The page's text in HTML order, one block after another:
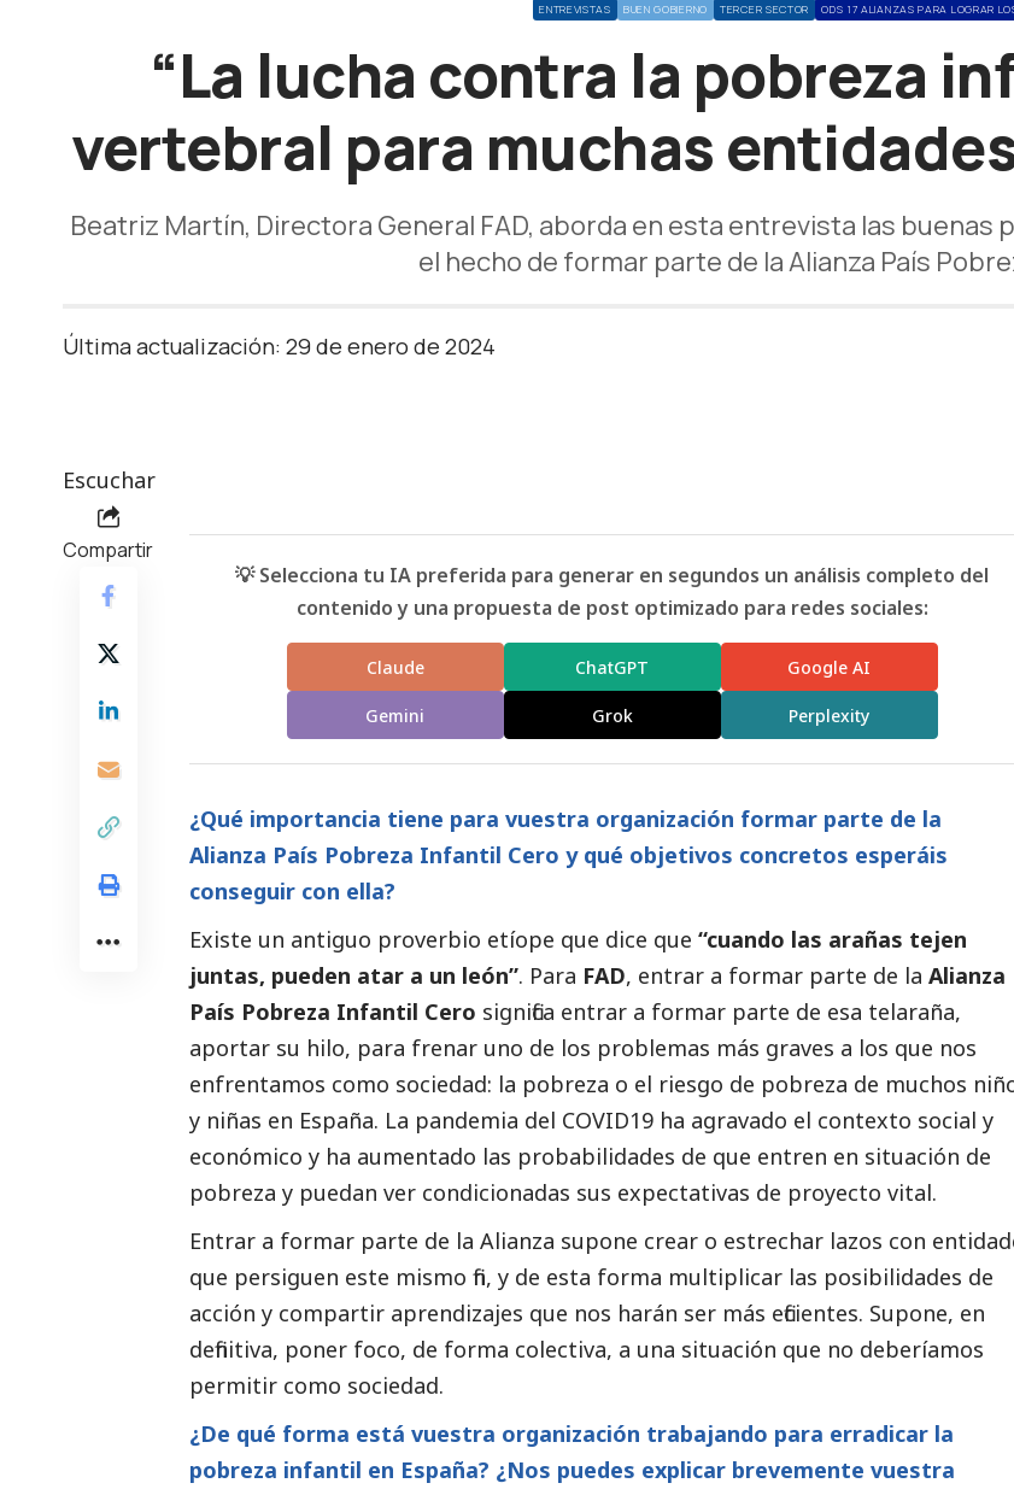
ENTREVISTAS BUEN GOBIERNO TERCER SECTOR ODS 17 ALIANZAS PARA LOGRAR
“La lucha contra la pobreza
vertebral para muchas
Beatriz Martín, Directora General FAD, aborda en esta entrevista las
el hecho de formar parte de la Alianza País
Última actualización: 29 de enero de 2024
Escuchar
Compartir
💡 Selecciona tu IA preferida para generar en segundos un análisis completo del
contenido y una propuesta de post optimizado para redes sociales:
Claude ChatGPT Google AI
Gemini Grok Perplexity
¿Qué importancia tiene para vuestra organización formar parte de la
Alianza País Pobreza Infantil Cero y qué objetivos concretos esperáis
conseguir con ella?
Existe un antiguo proverbio etíope que dice que “cuando las arañas tejen
juntas, pueden atar a un león”. Para FAD, entrar a formar parte de la Alianza
País Pobreza Infantil Cero significa entrar a formar parte de esa telaraña,
aportar su hilo, para frenar uno de los problemas más graves a los que nos
enfrentamos como sociedad: la pobreza o el riesgo de pobreza de muchos
y niñas en España. La pandemia del COVID19 ha agravado el contexto social y
económico y ha aumentado las probabilidades de que entren en situación de
pobreza y puedan ver condicionadas sus expectativas de proyecto vital.
Entrar a formar parte de la Alianza supone crear o estrechar lazos con
que persiguen este mismo fin, y de esta forma multiplicar las posibilidades de
acción y compartir aprendizajes que nos harán ser más eficientes. Supone, en
definitiva, poner foco, de forma colectiva, a una situación que no deberíamos
permitir como sociedad.
¿De qué forma está vuestra organización trabajando para erradicar la
pobreza infantil en España? ¿Nos puedes explicar brevemente vuestra